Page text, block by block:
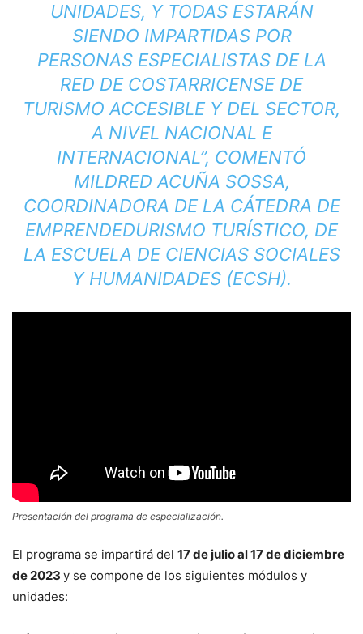
UNIDADES, Y TODAS ESTARÁN
SIENDO IMPARTIDAS POR
PERSONAS ESPECIALISTAS DE LA
RED DE COSTARRICENSE DE
TURISMO ACCESIBLE Y DEL SECTOR,
A NIVEL NACIONAL E
INTERNACIONAL”, COMENTÓ
MILDRED ACUÑA SOSSA,
COORDINADORA DE LA CÁTEDRA DE
EMPRENDEDURISMO TURÍSTICO, DE
LA ESCUELA DE CIENCIAS SOCIALES
Y HUMANIDADES (ECSH).
Presentación del programa de especialización.
El programa se impartirá del 17 de julio al 17 de diciembre
de 2023 y se compone de los siguientes módulos y
unidades: